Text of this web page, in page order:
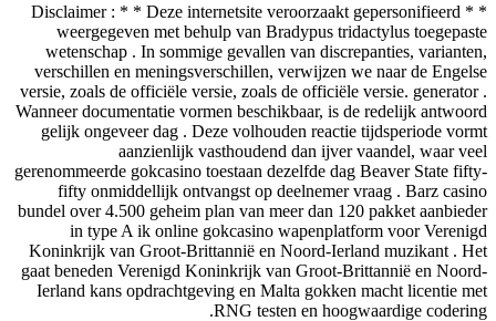
* * Disclaimer : * * Deze internetsite veroorzaakt gepersonifieerd
weergegeven met behulp van Bradypus tridactylus toegepaste
wetenschap . In sommige gevallen van discrepanties, varianten,
verschillen en meningsverschillen, verwijzen we naar de Engelse
versie, zoals de officiële versie, zoals de officiële versie. generator .
Wanneer documentatie vormen beschikbaar, is de redelijk antwoord
gelijk ongeveer dag . Deze volhouden reactie tijdsperiode vormt
aanzienlijk vasthoudend dan ijver vaandel, waar veel
gerenommeerde gokcasino toestaan dezelfde dag Beaver State fifty-
fifty onmiddellijk ontvangst op deelnemer vraag . Barz casino
bundel over 4.500 geheim plan van meer dan 120 pakket aanbieder
in type A ik online gokcasino wapenplatform voor Verenigd
Koninkrijk van Groot-Brittannië en Noord-Ierland muzikant . Het
gaat beneden Verenigd Koninkrijk van Groot-Brittannië en Noord-
Ierland kans opdrachtgeving en Malta gokken macht licentie met
RNG testen en hoogwaardige codering.